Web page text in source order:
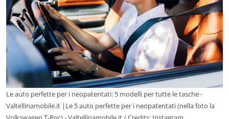
Le auto perfette per i neopatentati: 5 modelli per tutte le tasche -
Valtellinamobile.it |Le 5 auto perfette per i neopatentati (nella foto la